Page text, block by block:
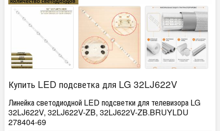
Купить LED подсветка для LG 32LJ622V
Линейка светодиодной LED подсветки для телевизора LG
32LJ622V, 32LJ622V-ZB, 32LJ622V-ZB.BRUYLDU
278404-69